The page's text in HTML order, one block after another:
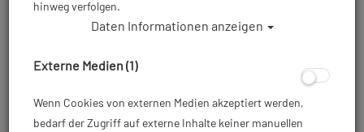
& Herren - Abverkauf #
hinweg verfolgen.
Daten Informationen anzeigen
Externe Medien (1)
Wenn Cookies von externen Medien akzeptiert werden,
bedarf der Zugriff auf externe Inhalte keiner manuellen